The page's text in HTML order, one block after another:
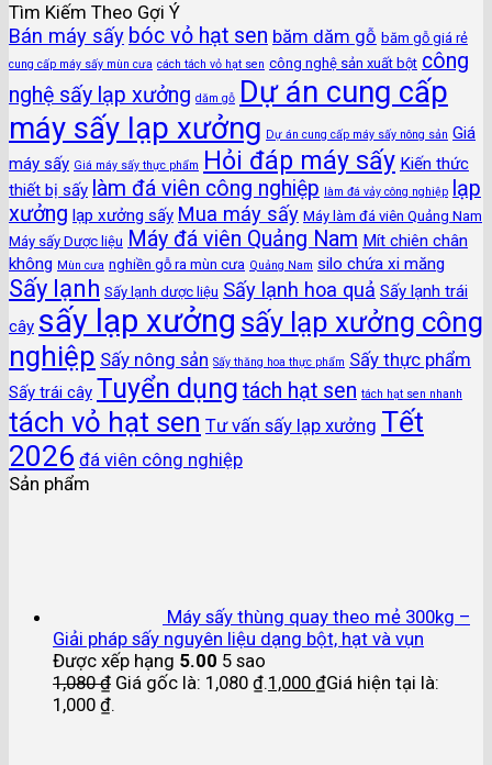
Tìm Kiếm Theo Gợi Ý
Bán máy sấy bóc vỏ hạt sen băm dăm gỗ băm gỗ giá rẻ
cung cấp máy sấy mùn cưa cách tách vỏ hạt sen công nghệ sản xuất bột công
nghệ sấy lạp xưởng dăm gỗ Dự án cung cấp
máy sấy lạp xưởng Dự án cung cấp máy sấy nông sản Giá
máy sấy Giá máy sấy thực phẩm Hỏi đáp máy sấy Kiến thức
thiết bị sấy làm đá viên công nghiệp làm đá vảy công nghiệp
lạp
xưởng lạp xưởng sấy Mua máy sấy Máy làm đá viên Quảng Nam
Máy sấy Dược liệu Máy đá viên Quảng Nam Mít chiên chân
không Mùn cưa nghiền gỗ ra mùn cưa Quảng Nam silo chứa xi măng
Sấy lạnh Sấy lạnh dược liệu Sấy lạnh hoa quả Sấy lạnh trái
cây sấy lạp xưởng sấy lạp xưởng công
nghiệp Sấy nông sản Sấy thăng hoa thực phẩm Sấy thực phẩm
Sấy trái cây Tuyển dụng tách hạt sen tách hạt sen nhanh
tách vỏ hạt sen Tư vấn sấy lạp xưởng Tết
2026 đá viên công nghiệp
Sản phẩm
Máy sấy thùng quay theo mẻ 300kg –
Giải pháp sấy nguyên liệu dạng bột, hạt và vụn
Được xếp hạng 5.00 5 sao
1,080₫ Giá gốc là: 1,080 ₫.1,000 ₫Giá hiện tại là:
1,000 ₫.